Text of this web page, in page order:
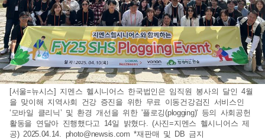
[서울=뉴시스] 지멘스 헬시니어스 한국법인은 임직원 봉사의 달인 4월
을 맞이해 지역사회 건강 증진을 위한 무료 이동건강검진 서비스인
‘모바일 클리닉’ 및 환경 개선을 위한 '플로깅(plogging)' 등의 사회공헌
활동을 연달아 진행했다고 14일 밝혔다. (사진=지멘스 헬시니어스 제
공) 2025.04.14. photo@newsis.com *재판매 및 DB 금지